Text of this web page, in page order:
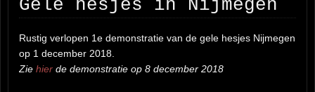
Gele hesjes in Nijmegen
Rustig verlopen 1e demonstratie van de gele hesjes Nijmegen
op 1 december 2018.
Zie hier de demonstratie op 8 december 2018